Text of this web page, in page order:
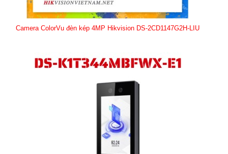
Camera ColorVu đèn kép 4MP Hikvision DS-2CD1147G2H-LIU